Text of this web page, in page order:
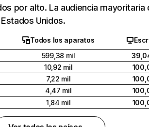
por alto. La audiencia mayoritaria
Unidos.
Todos los aparatos
599,38 mil
10,92 mil
7,22 mil
4,47 mil
1,84 mil